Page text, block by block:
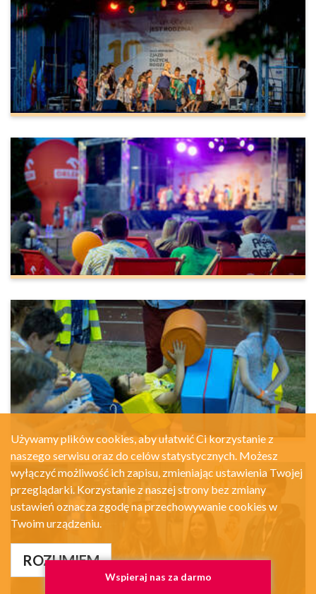
Używamy plików cookies, aby ułatwić Ci korzystanie z
naszego serwisu oraz do celów statystycznych. Możesz
wyłączyć możliwość ich zapisu, zmieniając ustawienia Twojej
przeglądarki. Korzystanie z naszej strony bez zmiany
ustawień oznacza zgodę na przechowywanie cookies w
Twoim urządzeniu.
ROZUMIEM
Wspieraj nas za darmo